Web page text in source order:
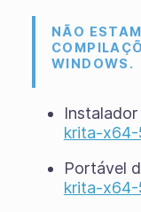
NÃO
WINDOWS.
krita-x64-
Portável
krita-x64-